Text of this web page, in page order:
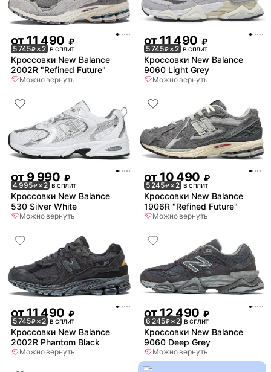
от11 490 ₽
5 745₽× 2 в сплит
Кроссовки New Balance
2002R "Refined Future"
Можно вернуть
от11 490 ₽
5 745₽× 2 в сплит
Кроссовки New Balance
9060 Light Grey
Можно вернуть
от 9 990 ₽
4 995₽× 2 в сплит
Кроссовки New Balance
530 Silver White
Можно вернуть
от 10 490 ₽
5 245₽× 2 в сплит
Кроссовки New Balance
1906R "Refined Future"
Можно вернуть
от11 490 ₽
5 745₽× 2 в сплит
Кроссовки New Balance
2002R Phantom Black
Можно вернуть
от12 490 ₽
6 245₽× 2 в сплит
Кроссовки New Balance
9060 Deep Grey
Можно вернуть